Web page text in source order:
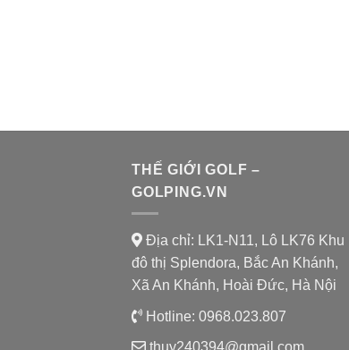
THẾ GIỚI GOLF –
GOLPING.VN
Địa chỉ: LK1-N11, Lô LK76 Khu
đô thị Splendora, Bắc An Khánh,
Xã An Khánh, Hoài Đức, Hà Nội
Hotline: 0968.023.807